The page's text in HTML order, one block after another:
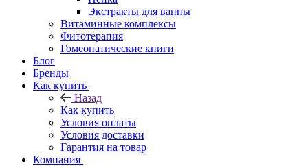
Экстракты для ванны
Витаминные комплексы
Фитотерапия
Гомеопатические книги
Блог
Бренды
Как купить
Назад
Как купить
Условия оплаты
Условия доставки
Гарантия на товар
Компания